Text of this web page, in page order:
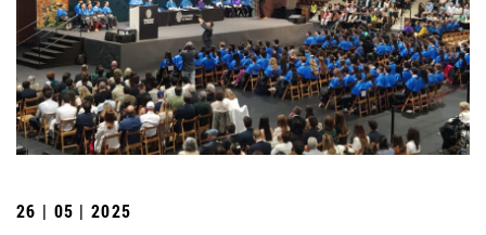
26 | 05 | 2025